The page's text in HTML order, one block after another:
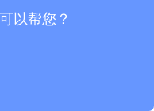
以帮您？